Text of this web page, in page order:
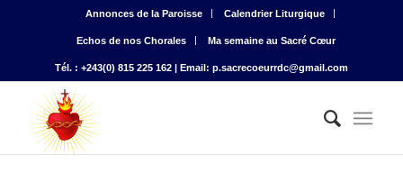
Annonces de la Paroisse Calendrier Liturgique
Echos de nos Chorales Ma semaine au Sacré Cœur
Tél. : +243(0) 815 225 162 | Email: p.sacrecoeurrdc@gmail.com